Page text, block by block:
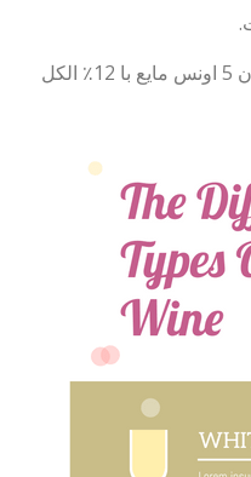
برای شراب، یک نوشیدنی به عنوان 5 اونس مایع با 12٪ الکل